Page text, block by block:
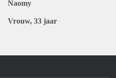
Naomy
Vrouw, 33 jaar